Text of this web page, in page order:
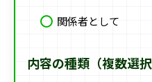
関係者として
内容の種類（複数選択